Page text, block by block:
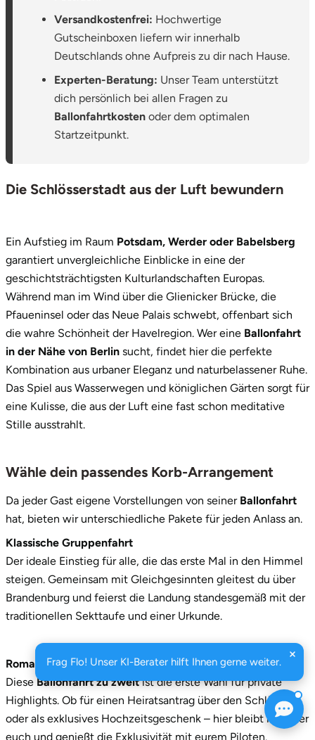
Versandkostenfrei: Hochwertige
Gutscheinboxen liefern wir innerhalb
Deutschlands ohne Aufpreis zu dir nach Hause.
Experten-Beratung: Unser Team unterstützt
dich persönlich bei allen Fragen zu
Ballonfahrtkosten oder dem optimalen
Startzeitpunkt.
Die Schlösserstadt aus der Luft bewundern
Ein Aufstieg im Raum Potsdam, Werder oder Babelsberg
garantiert unvergleichliche Einblicke in eine der
geschichtsträchtigsten Kulturlandschaften Europas.
Während man im Wind über die Glienicker Brücke, die
Pfaueninsel oder das Neue Palais schwebt, offenbart sich
die wahre Schönheit der Havelregion. Wer eine Ballonfahrt
in der Nähe von Berlin sucht, findet hier die perfekte
Kombination aus urbaner Eleganz und naturbelassener Ruhe.
Das Spiel aus Wasserwegen und königlichen Gärten sorgt für
eine Kulisse, die aus der Luft eine fast schon meditative
Stille ausstrahlt.
Wähle dein passendes Korb-Arrangement
Da jeder Gast eigene Vorstellungen von seiner Ballonfahrt
hat, bieten wir unterschiedliche Pakete für jeden Anlass an.
Klassische Gruppenfahrt
Der ideale Einstieg für alle, die das erste Mal in den Himmel
steigen. Gemeinsam mit Gleichgesinnten gleitest du über
Brandenburg und feierst die Landung standesgemäß mit der
traditionellen Sekttaufe und einer Urkunde.
Romantikfahrt für Paare
DieseBallonfahrt zu zweitist die erste Wahl für private
Highlights. Ob für einen Heiratsantrag über den Schlössern
oder als exklusives Hochzeitsgeschenk – hier bleibt ihr unter
euch und genießt die Exklusivität mit eurem Piloten.
Frag Flo! Unser KI-Berater hilft Ihnen gerne weiter.